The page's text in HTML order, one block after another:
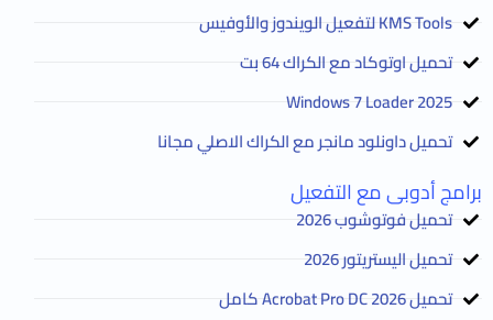
KMS Tools لتفعيل الويندوز والأوفيس
تحميل اوتوكاد مع الكراك 64 بت
2025 Windows 7 Loader
تحميل داونلود مانجر مع الكراك الاصلي مجانا
برامج أدوبى مع التفعيل
تحميل فوتوشوب 2026
تحميل اليستريتور 2026
تحميل Acrobat Pro DC 2026 كامل